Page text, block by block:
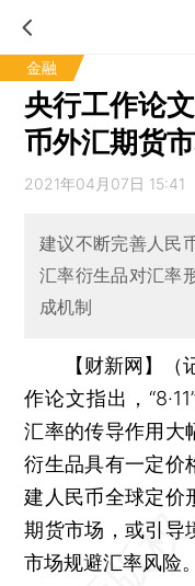
金融
央行工作论
币外汇期货
2021年04月07日 15:41
建议不断完善人民
汇率衍生品对汇率
成机制
【财新网】（
作论文指出，
汇率的传导作用大
衍生品具有一定价
建人民币全球定价
期货市场，或引导
市场规避汇率风险。